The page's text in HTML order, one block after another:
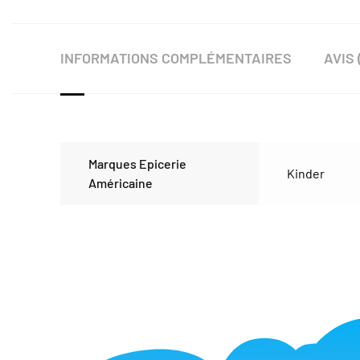
INFORMATIONS COMPLÉMENTAIRES AVIS
Marques Epicerie
Américaine
Kinder